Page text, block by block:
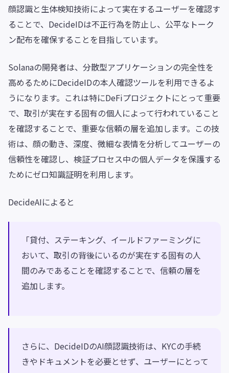
顔認識と生体検知技術によって実在するユーザーを確認す
ることで、DecideIDは不正行為を防止し、公平なトーク
ン配布を確保することを目指しています。
Solanaの開発者は、分散型アプリケーションの完全性を
高めるためにDecideIDの本人確認ツールを利用できるよ
うになります。これは特にDeFiプロジェクトにとって重要
で、取引が実在する固有の個人によって行われていること
を確認することで、重要な信頼の層を追加します。この技
術は、顔の動き、深度、微細な表情を分析してユーザーの
信頼性を確認し、検証プロセス中の個人データを保護する
ためにゼロ知識証明を利用します。
DecideAIによると
「貸付、ステーキング、イールドファーミングに
おいて、取引の背後にいるのが実在する固有の人
間のみであることを確認することで、信頼の層を
追加します。
さらに、DecideIDのAI顔認識技術は、KYCの手続
きやドキュメントを必要とせず、ユーザーにとって